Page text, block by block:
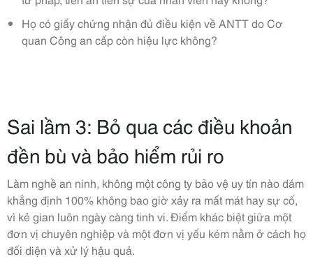
Họ có giấy chứng nhận đủ điều kiện về ANTT do Cơ
quan Công an cấp còn hiệu lực không?
Sai lầm 3: Bỏ qua các điều khoản
đền bù và bảo hiểm rủi ro
Làm nghề an ninh, không một công ty bảo vệ uy tín nào dám
khẳng định 100% không bao giờ xảy ra mất mát hay sự cố,
vì kẻ gian luôn ngày càng tinh vi. Điểm khác biệt giữa một
đơn vị chuyên nghiệp và một đơn vị yếu kém nằm ở cách họ
đối diện và xử lý hậu quả.